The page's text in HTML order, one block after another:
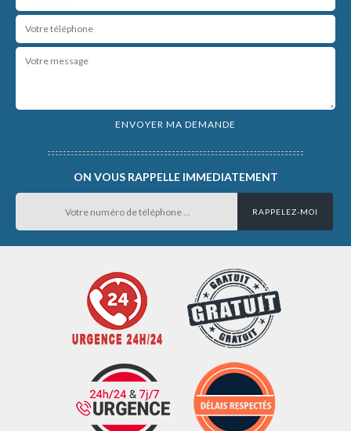
ON VOUS RAPPELLE IMMEDIATEMENT